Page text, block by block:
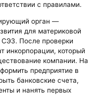
с правилами.
орган —
для материковой
После проверки
инкорпорации, который
компании. На
предприятие в
банковские счета,
и нанять первых